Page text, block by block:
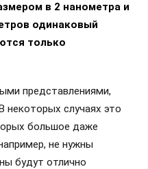
в 2 нанометра и
одинаковый
только
представлениями,
случаях это
большое даже
не нужны
будут отлично